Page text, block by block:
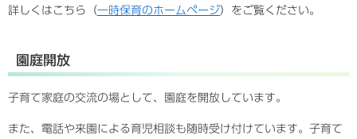
詳しくはこちら（一時保育のホームページ）をご覧ください。
園庭開放
子育て家庭の交流の場として、園庭を開放しています。
また、電話や来園による育児相談も随時受け付けています。子育て